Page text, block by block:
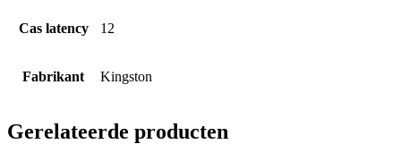
Cas latency 12
Fabrikant Kingston
Gerelateerde producten